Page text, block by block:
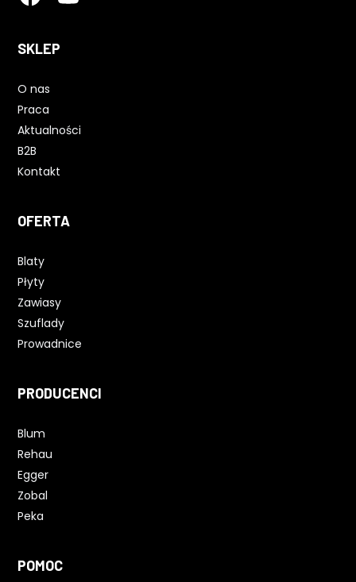
SKLEP
O nas
Praca
Aktualności
B2B
Kontakt
OFERTA
Blaty
Płyty
Zawiasy
Szuflady
Prowadnice
PRODUCENCI
Blum
Rehau
Egger
Zobal
Peka
POMOC